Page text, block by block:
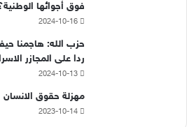
فوق أجوائها
2024-10-16
حزب الله: هاجمنا
ردا على المجازر
2024-10-13
مهزلة حقوق الانسان
2023-10-14